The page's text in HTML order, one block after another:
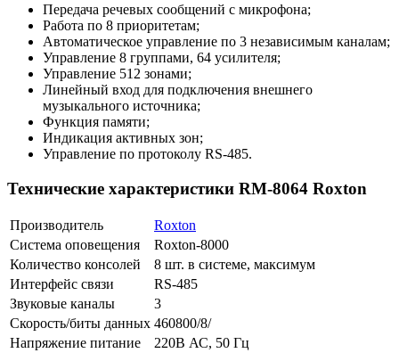
Передача речевых сообщений с микрофона;
Работа по 8 приоритетам;
Автоматическое управление по 3 независимым каналам;
Управление 8 группами, 64 усилителя;
Управление 512 зонами;
Линейный вход для подключения внешнего
музыкального источника;
Функция памяти;
Индикация активных зон;
Управление по протоколу RS-485.
Технические характеристики RM-8064 Roxton
Производитель
Roxton
Система оповещения
Roxton-8000
Количество консолей
8 шт. в системе, максимум
Интерфейс связи
RS-485
Звуковые каналы
3
Скорость/биты данных 460800/8/
Напряжение питание
220В АС, 50 Гц